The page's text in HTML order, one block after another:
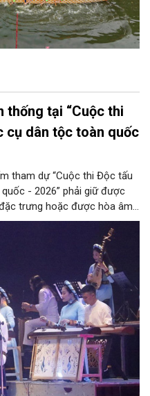
thống tại “Cuộc thi
cụ dân tộc toàn quốc
tham dự “Cuộc thi Độc tấu
- 2026” phải giữ được
trưng hoặc được hòa âm,
âm nhạc truyền thống Việt
trực tiếp bằng nhạc cụ dân